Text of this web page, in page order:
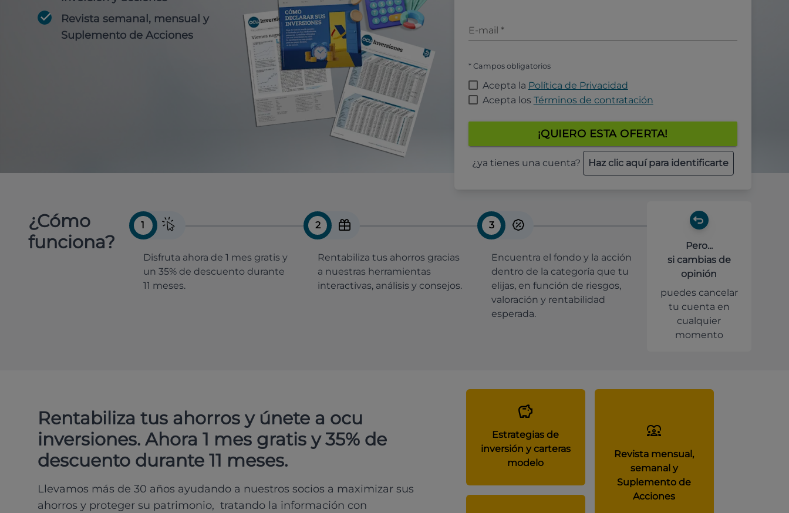
Revista semanal, mensual y
Suplemento de Acciones
E-mail *
* Campos obligatorios
Acepta la Política de Privacidad
Acepta los Términos de contratación
¡QUIERO ESTA OFERTA!
¿ya tienes una cuenta? Haz clic aquí para identificarte
¿Cómo
funciona?
1
Disfruta ahora de 1 mes gratis y
un 35% de descuento durante
11 meses.
2
Rentabiliza tus ahorros gracias
a nuestras herramientas
interactivas, análisis y consejos.
3
Encuentra el fondo y la acción
dentro de la categoría que tu
elijas, en función de riesgos,
valoración y rentabilidad
esperada.
Pero...
si cambias de
opinión
puedes cancelar
tu cuenta en
cualquier
momento
Rentabiliza tus ahorros y únete a ocu
inversiones. Ahora 1 mes gratis y 35% de
descuento durante 11 meses.
Llevamos más de 30 años ayudando a nuestros socios a maximizar sus
ahorros y proteger su patrimonio, tratando la información con
Estrategias de
inversión y carteras
modelo
Revista mensual,
semanal y
Suplemento de
Acciones